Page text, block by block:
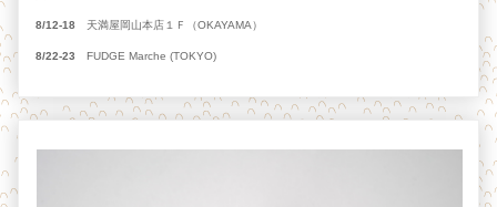
8/12-18 天満屋岡山本店１Ｆ（OKAYAMA）
8/22-23 FUDGE Marche (TOKYO)